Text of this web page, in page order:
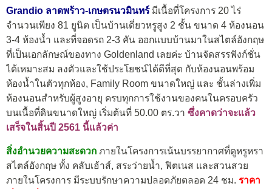
Grandio ลาดพร้าว-เกษตรนวมินทร์มีเนื้อที่โครงการ 20 ไร่
จำนวนเพียง 81 ยูนิต เป็นบ้านเดี่ยวหรูสูง 2 ชั้น ขนาด 4 ห้องนอน
3-4 ห้องน้ำ และที่จอดรถ 2-3 คัน ออกแบบบ้านมาในสไตล์อังกฤษ
ที่เป็นเอกลักษณ์ของทาง Goldenland เลยค่ะ บ้านจัดสรรฟังก์ชั่น
ได้เหมาะสม ลงตัวและใช้ประโยชน์ได้ดีที่สุด กับห้องนอนพร้อม
ห้องน้ำในตัวทุกห้อง, Family Room ขนาดใหญ่ และ ชั้นล่างเพิ่ม
ห้องนอนสำหรับผู้สูงอายุ ครบทุกการใช้งานของคนในครอบครัว
บนเนื้อที่ดินขนาดใหญ่ เริ่มต้นที่ 50.00 ตร.วา ซึ่งคาดว่าจะแล้ว
เสร็จในสิ้นปี 2561 นี้แล้วค่า
สิ่งอำนวยความสะดวก ภายในโครงการเน้นบรรยากาศที่ดูหรูหรา
สไตล์อังกฤษ ทั้ง คลับเฮ้าส์, สระว่ายน้ำ, ฟิตเนส และสวนสวย
ภายในโครงการ มีระบบรักษาความปลอดภัยตลอด 24 ชม. ราคา